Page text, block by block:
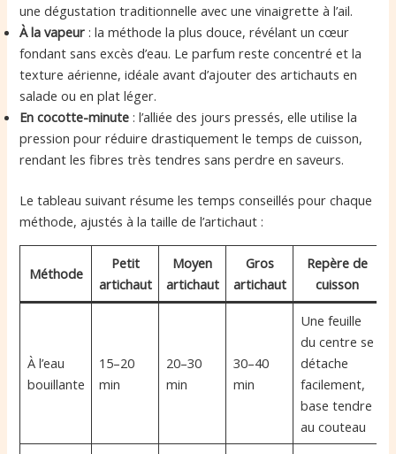
une dégustation traditionnelle avec une vinaigrette à l’ail.
À la vapeur : la méthode la plus douce, révélant un cœur
fondant sans excès d’eau. Le parfum reste concentré et la
texture aérienne, idéale avant d’ajouter des artichauts en
salade ou en plat léger.
En cocotte-minute : l’alliée des jours pressés, elle utilise la
pression pour réduire drastiquement le temps de cuisson,
rendant les fibres très tendres sans perdre en saveurs.
Le tableau suivant résume les temps conseillés pour chaque
méthode, ajustés à la taille de l’artichaut :
Méthode
Petit
artichaut
Moyen
artichaut
Gros
artichaut
Repère de
cuisson
À l’eau
bouillante
15–20
min
20–30
min
30–40
min
Une feuille
du centre se
détache
facilement,
base tendre
au couteau